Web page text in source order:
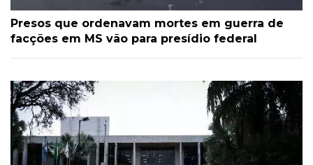
Presos que ordenavam mortes em guerra de
facções em MS vão para presídio federal